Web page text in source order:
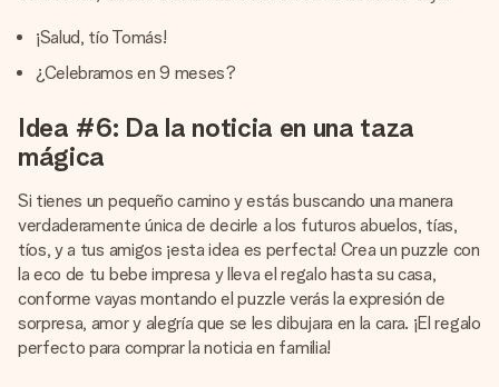
¡Salud, tío Tomás!
¿Celebramos en 9 meses?
Idea #6: Da la noticia en una taza
mágica
Si tienes un pequeño camino y estás buscando una manera
verdaderamente única de decirle a los futuros abuelos, tías,
tíos, y a tus amigos ¡esta idea es perfecta! Crea un puzzle con
la eco de tu bebe impresa y lleva el regalo hasta su casa,
conforme vayas montando el puzzle verás la expresión de
sorpresa, amor y alegría que se les dibujara en la cara. ¡El regalo
perfecto para comprar la noticia en familia!